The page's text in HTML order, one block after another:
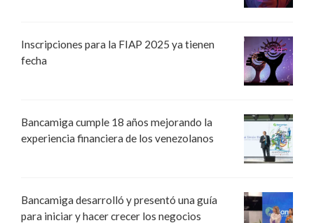
Inscripciones para la FIAP 2025 ya tienen
fecha
Bancamiga cumple 18 años mejorando la
experiencia financiera de los venezolanos
Bancamiga desarrolló y presentó una guía
para iniciar y hacer crecer los negocios